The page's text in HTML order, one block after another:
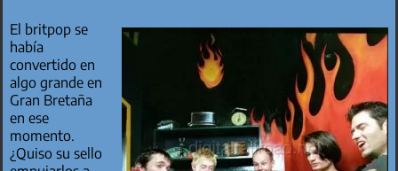
El britpop se
había
convertido en
algo grande en
Gran Bretaña
en ese
momento.
¿Quiso su sello